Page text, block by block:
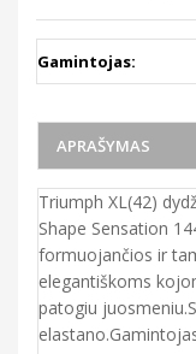
Gamintojas:
APRAŠYMAS
Triumph XL(42)
Shape Sensation
formuojančios ir
elegantiškoms
patogiu